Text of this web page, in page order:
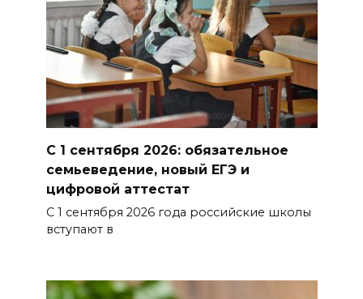
обновят учебники
06 августа 2026 15:10
В Ростовской области до
конца года откроют 49
спортивных объектов
06 августа 2026 15:01
Россияне сообщают о
массовом сбое в работе
С 1 сентября 2026: обязательное
семьеведение, новый ЕГЭ и
цифровой аттестат
С 1 сентября 2026 года российские школы
вступают в